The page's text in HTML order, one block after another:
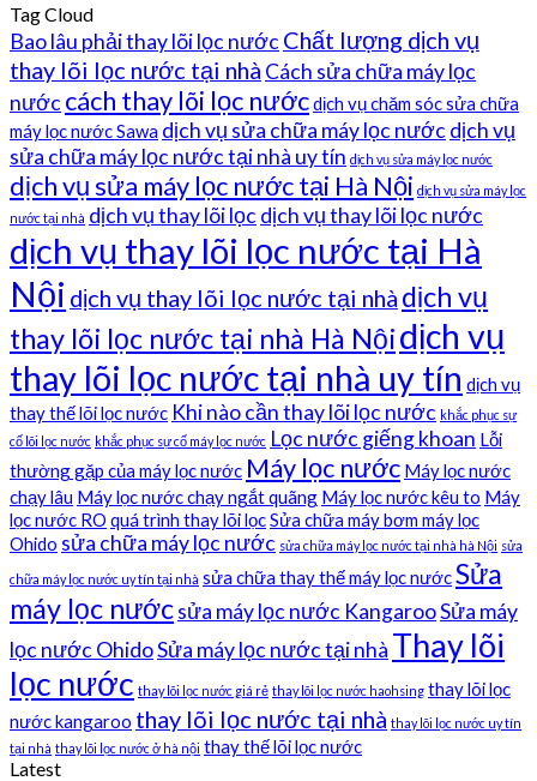
Tag Cloud
Bao lâu phải thay lõi lọc nước Chất lượng dịch vụ
thay lõi lọc nước tại nhà Cách sửa chữa máy lọc
nước cách thay lõi lọc nướcdịch vụ chăm sóc sửa chữa
máy lọc nước Sawa dịch vụ sửa chữa máy lọc nước dịch vụ
sửa chữa máy lọc nước tại nhà uy tín dịch vụ sửa máy lọc nước
dịch vụ sửa máy lọc nước tại Hà Nội dịch vụ sửa máy lọc
nước tại nhà dịch vụ thay lõi lọc dịch vụ thay lõi lọc nước
dịch vụ thay lõi lọc nước tại Hà
Nội dịch vụ thay lõi lọc nước tại nhà dịch vụ
thay lõi lọc nước tại nhà Hà Nộidịch vụ
thay lõi lọc nước tại nhà uy tín dịch vụ
thay thế lõi lọc nước Khi nào cần thay lõi lọc nước khắc phục sự
cố lõi lọc nước khắc phục sự cố máy lọc nước Lọc nước giếng khoan Lỗi
thường gặp của máy lọc nước Máy lọc nước Máy lọc nước
chạy lâu Máy lọc nước chạy ngắt quãng Máy lọc nước kêu to Máy
lọc nước RO quá trình thay lõi lọcSửa chữa máy bơm máy lọc
Ohido sửa chữa máy lọc nước sửa chữa máy lọc nước tại nhà hà Nội sửa
chữa máy lọc nước uy tín tại nhà sửa chữa thay thế máy lọc nướcSửa
máy lọc nướcsửa máy lọc nước KangarooSửa máy
lọc nước OhidoSửa máy lọc nước tại nhà Thay lõi
lọc nước thay lõi lọc nước giá rẻ thay lõi lọc nước haohsing thay lõi lọc
nước kangaroo thay lõi lọc nước tại nhà thay lõi lọc nước uy tín
tại nhà thay lõi lọc nước ở hà nội thay thế lõi lọc nước
Latest